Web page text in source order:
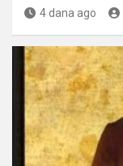
4 dana ago